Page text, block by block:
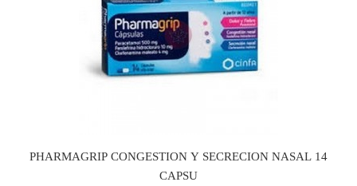
PHARMAGRIP CONGESTION Y SECRECION NASAL 14
CAPSU